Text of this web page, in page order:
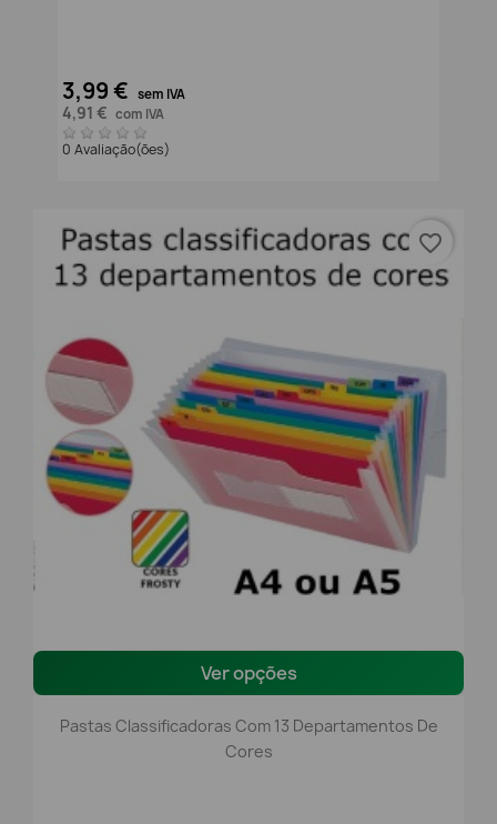
3,99 € sem IVA
4,91 € com IVA
0 Avaliação(ões)
Ver opções
Pastas Classificadoras Com 13 Departamentos De
Cores
favorite_border